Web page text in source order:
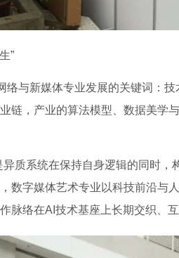
”
络与新媒体专业发展的关键词：
链，产业的算法模型、数据美学
质系统在保持自身逻辑的同时
数字媒体艺术专业以科技前沿与
脉络在AI技术基座上长期交织、